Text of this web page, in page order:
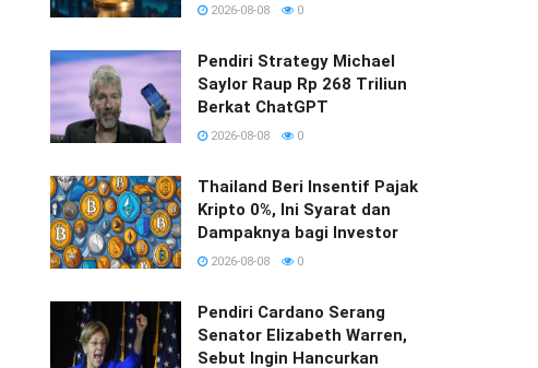
2026-08-08 0
Pendiri Strategy Michael
Saylor Raup Rp 268 Triliun
Berkat ChatGPT
2026-08-08 0
Thailand Beri Insentif Pajak
Kripto 0%, Ini Syarat dan
Dampaknya bagi Investor
2026-08-08 0
Pendiri Cardano Serang
Senator Elizabeth Warren,
Sebut Ingin Hancurkan